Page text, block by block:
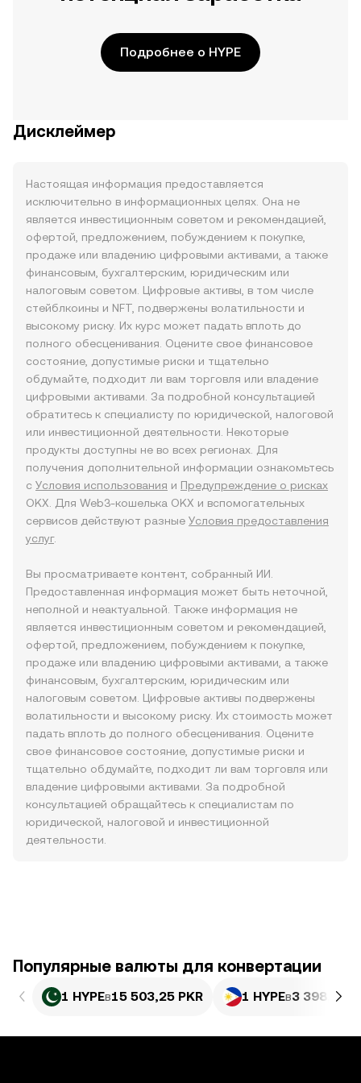
Подробнее о HYPE
Дисклеймер
Настоящая информация предоставляется
исключительно в информационных целях. Она не
является инвестиционным советом и рекомендацией,
офертой, предложением, побуждением к покупке,
продаже или владению цифровыми активами, а также
финансовым, бухгалтерским, юридическим или
налоговым советом. Цифровые активы, в том числе
стейблкоины и NFT, подвержены волатильности и
высокому риску. Их курс может падать вплоть до
полного обесценивания. Оцените свое финансовое
состояние, допустимые риски и тщательно
обдумайте, подходит ли вам торговля или владение
цифровыми активами. За подробной консультацией
обратитесь к специалисту по юридической, налоговой
или инвестиционной деятельности. Некоторые
продукты доступны не во всех регионах. Для
получения дополнительной информации ознакомьтесь
с Условия использования и Предупреждение о рисках
OKX. Для Web3-кошелька OKX и вспомогательных
сервисов действуют разные Условия предоставления
услуг.
Вы просматриваете контент, собранный ИИ.
Предоставленная информация может быть неточной,
неполной и неактуальной. Также информация не
является инвестиционным советом и рекомендацией,
офертой, предложением, побуждением к покупке,
продаже или владению цифровыми активами, а также
финансовым, бухгалтерским, юридическим или
налоговым советом. Цифровые активы подвержены
волатильности и высокому риску. Их стоимость может
падать вплоть до полного обесценивания. Оцените
свое финансовое состояние, допустимые риски и
тщательно обдумайте, подходит ли вам торговля или
владение цифровыми активами. За подробной
консультацией обращайтесь к специалистам по
юридической, налоговой и инвестиционной
деятельности.
Популярные валюты для конвертации
1 HYPEв15 503,25 PKR 1 HYPEв3 398,62